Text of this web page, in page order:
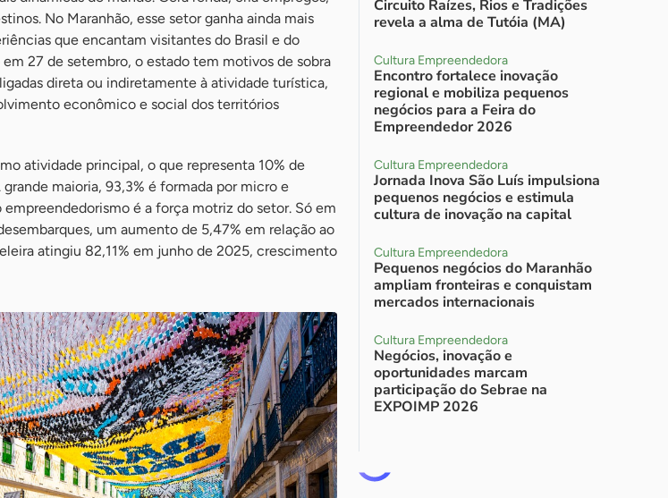
No Maranhão, esse setor ganha ainda mais
que encantam visitantes do Brasil e do
27 de setembro, o estado tem motivos de sobra
direta ou indiretamente à atividade turística,
econômico e social dos territórios
atividade principal, o que representa 10% de
maioria, 93,3% é formada por micro e
é a força motriz do setor. Só em
um aumento de 5,47% em relação ao
atingiu 82,11% em junho de 2025, crescimento
Circuito Raízes, Rios e Tradições
revela a alma de Tutóia (MA)
Cultura Empreendedora
Encontro fortalece inovação
regional e mobiliza pequenos
negócios para a Feira do
Empreendedor 2026
Cultura Empreendedora
Jornada Inova São Luís impulsiona
pequenos negócios e estimula
cultura de inovação na capital
Cultura Empreendedora
Pequenos negócios do Maranhão
ampliam fronteiras e conquistam
mercados internacionais
Cultura Empreendedora
Negócios, inovação e
oportunidades marcam
participação do Sebrae na
EXPOIMP 2026